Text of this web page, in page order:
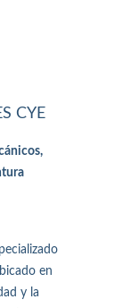
CYE
en
y la